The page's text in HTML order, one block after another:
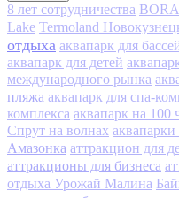
8 лет сотрудничества
Lake Termoland
отдыха аквапарк для
аквапарк для детей
международного рынка
пляжа аквапарк для спа-
комплекса аквапарк на 100
Спрут на волнах
Амазонка аттракцион для
аттракционы для бизнеса
отдыха Урожай Малина